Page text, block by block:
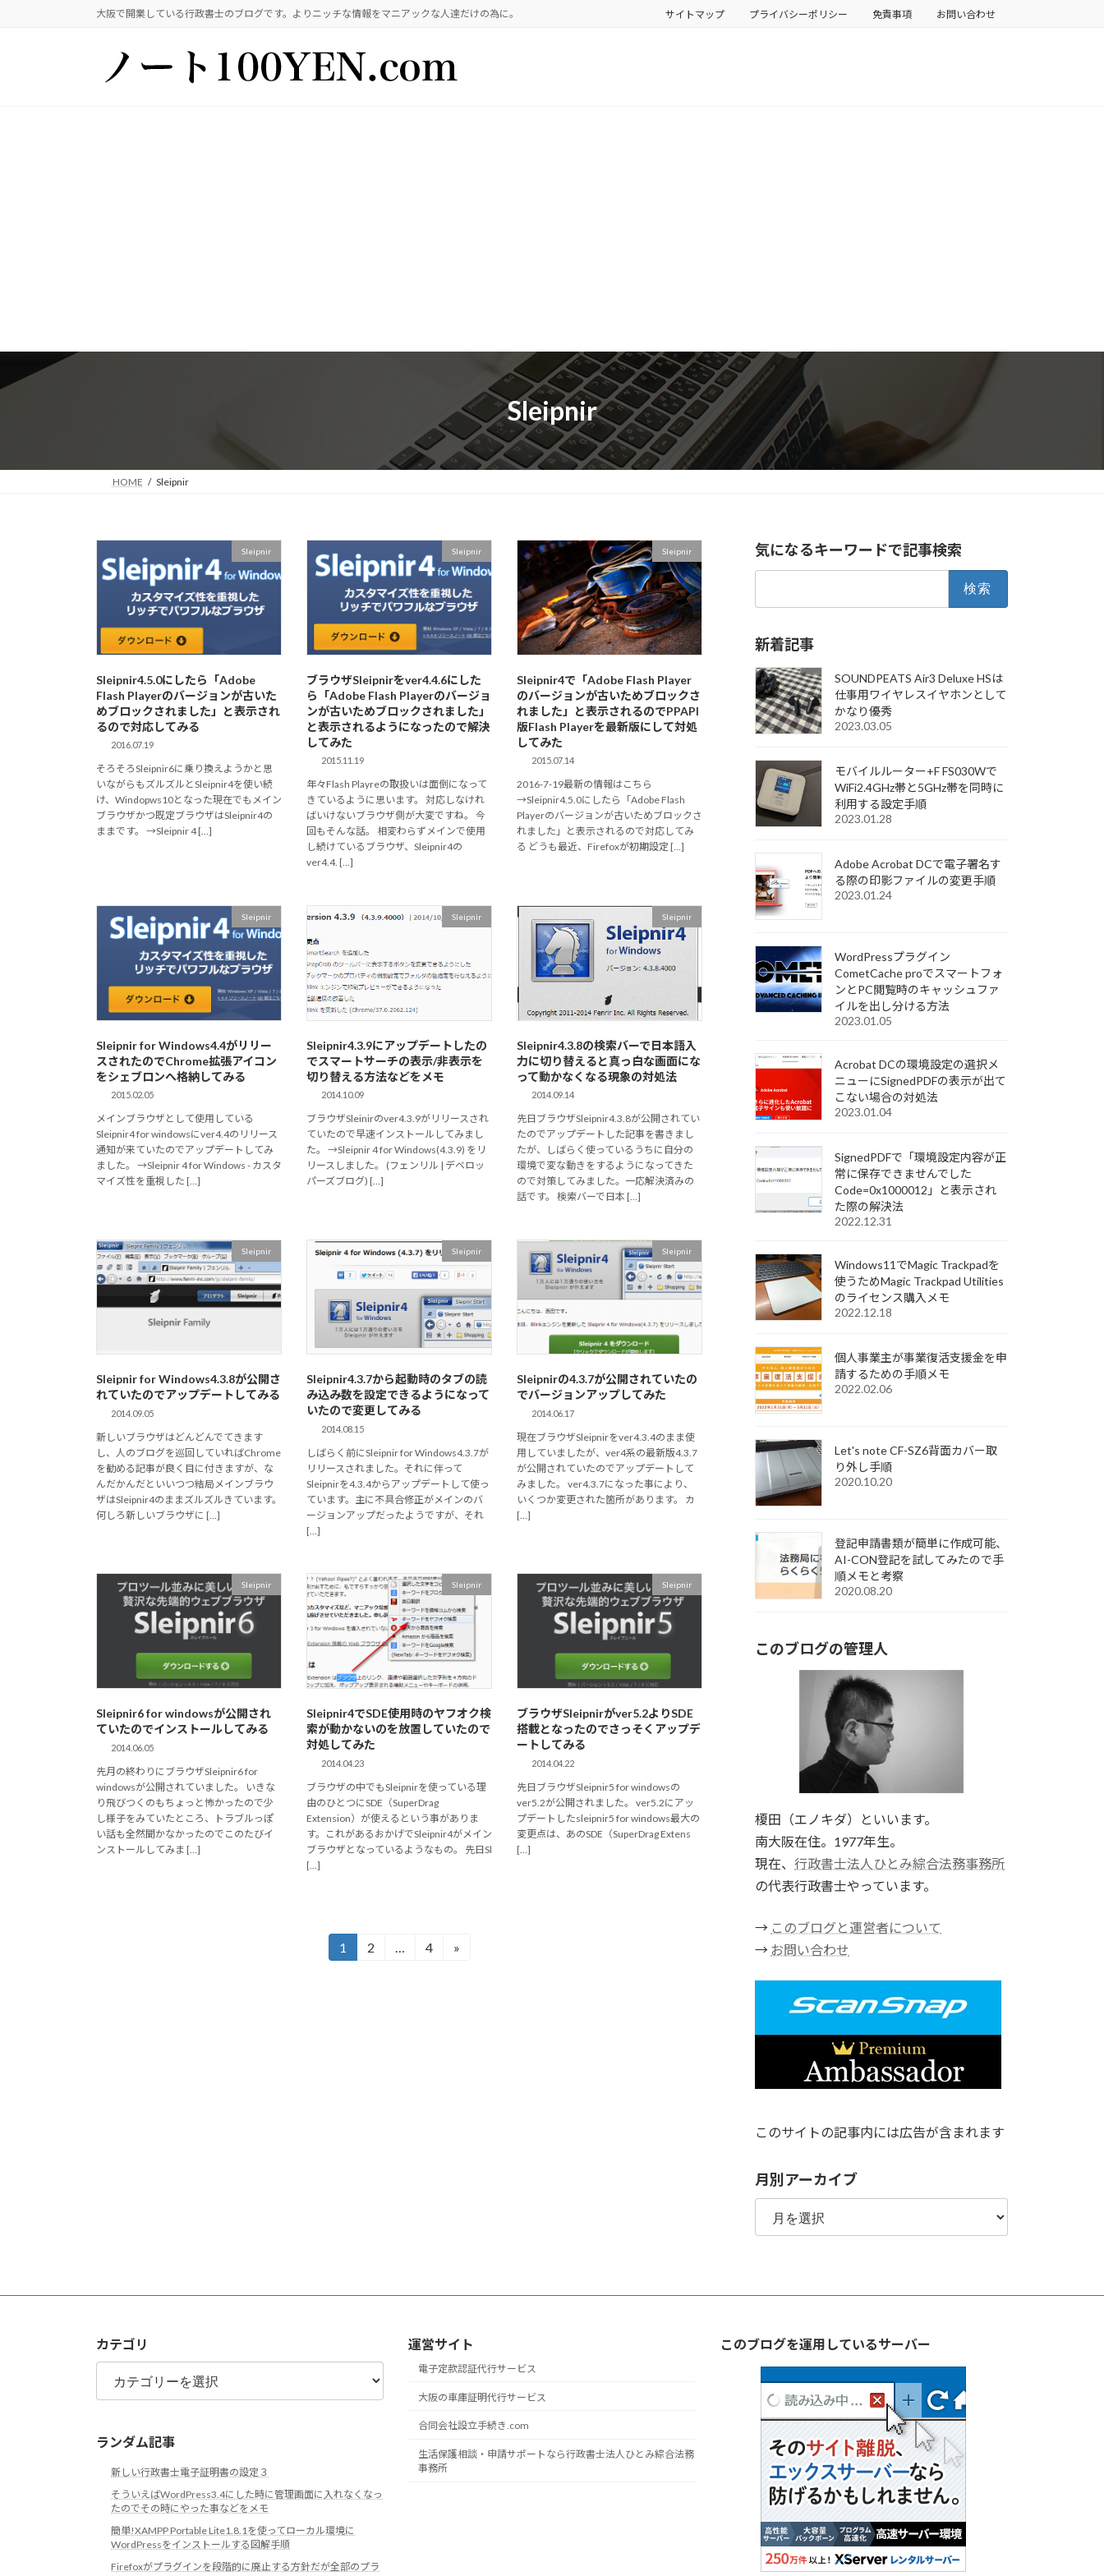
大阪で開業している行政書士のブログです。よりニッチな情報をマニアックな人達だけの為に。 サイトマップ プライバシーポリシー 免責事項 お問い合わせ
Sleipnir
HOME Sleipnir
Sleipnir
Sleipnir4.5.0にしたら「Adobe
Flash Playerのバージョンが古いた
めブロックされました」と表示され
るので対応してみる
2016.07.19
そろそろSleipnir6に乗り換えようかと思
いながらもズルズルとSleipnir4を使い続
け、Windopws10となった現在でもメイン
ブラウザかつ既定ブラウザはSleipnir4の
ままです。 →Sleipnir 4 […]
Sleipnir
ブラウザSleipnirをver4.4.6にした
ら「Adobe Flash Playerのバージョ
ンが古いためブロックされました」
と表示されるようになったので解決
してみた
2015.11.19
年々Flash Playreの取扱いは面倒になって
きているように思います。 対応しなけれ
ばいけないブラウザ側が大変ですね。 今
回もそんな話。 相変わらずメインで使用
し続けているブラウザ、Sleipnir4の
ver4.4. […]
Sleipnir
Sleipnir4で「Adobe Flash Player
のバージョンが古いためブロックさ
れました」と表示されるのでPPAPI
版Flash Playerを最新版にして対処
してみた
2015.07.14
2016-7-19最新の情報はこちら
→Sleipnir4.5.0にしたら「Adobe Flash
Playerのバージョンが古いためブロックさ
れました」と表示されるので対応してみ
る どうも最近、Firefoxが初期設定 […]
Sleipnir
Sleipnir for Windows4.4がリリー
スされたのでChrome拡張アイコン
をシェブロンへ格納してみる
2015.02.05
メインブラウザとして使用している
Sleipnir4 for windowsにver4.4のリリース
通知が来ていたのでアップデートしてみ
ました。 →Sleipnir 4 for Windows - カスタ
マイズ性を重視した […]
Sleipnir
Sleipnir4.3.9にアップデートしたの
でスマートサーチの表示/非表示を
切り替える方法などをメモ
2014.10.09
ブラウザSleinirのver4.3.9がリリースされ
ていたので早速インストールしてみまし
た。 →Sleipnir 4 for Windows(4.3.9) をリ
リースしました。 (フェンリル | デベロッ
パーズブログ) […]
Sleipnir
Sleipnir4.3.8の検索バーで日本語入
力に切り替えると真っ白な画面にな
って動かなくなる現象の対処法
2014.09.14
先日ブラウザSleipnir4.3.8が公開されてい
たのでアップデートした記事を書きまし
たが、しばらく使っているうちに自分の
環境で変な動きをするようになってきた
ので対策してみました。一応解決済みの
話です。 検索バーで日本 […]
Sleipnir
Sleipnir for Windows4.3.8が公開さ
れていたのでアップデートしてみる
2014.09.05
新しいブラウザはどんどんでてきます
し、人のブログを巡回していればChrome
を勧める記事が良く目に付きますが、な
んだかんだといいつつ結局メインブラウ
ザはSleipnir4のままズルズルきています。
何しろ新しいブラウザに […]
Sleipnir
Sleipnir4.3.7から起動時のタブの読
み込み数を設定できるようになって
いたので変更してみる
2014.08.15
しばらく前にSleipnir for Windows4.3.7が
リリースされました。それに伴って
Sleipnirを4.3.4からアップデートして使っ
ています。主に不具合修正がメインのバ
ージョンアップだったようですが、それ
[…]
Sleipnir
Sleipnirの4.3.7が公開されていたの
でバージョンアップしてみた
2014.06.17
現在ブラウザSleipnirをver4.3.4のまま使
用していましたが、ver4系の最新版4.3.7
が公開されていたのでアップデートして
みました。 ver4.3.7になった事により、
いくつか変更された箇所があります。 カ
[…]
Sleipnir
Sleipnir6 for windowsが公開され
ていたのでインストールしてみる
2014.06.05
先月の終わりにブラウザSleipnir6 for
windowsが公開されていました。 いきな
り飛びつくのもちょっと怖かったので少
し様子をみていたところ、トラブルっぽ
い話も全然聞かなかったのでこのたびイ
ンストールしてみま […]
Sleipnir
Sleipnir4でSDE使用時のヤフオク検
索が動かないのを放置していたので
対処してみた
2014.04.23
ブラウザの中でもSleipnirを使っている理
由のひとつにSDE（SuperDrag
Extension）が使えるという事がありま
す。これがあるおかげでSleipnir4がメイン
ブラウザとなっているようなもの。 先日Sl
[…]
Sleipnir
ブラウザSleipnirがver5.2よりSDE
搭載となったのでさっそくアップデ
ートしてみる
2014.04.22
先日ブラウザSleipnir5 for windowsの
ver5.2が公開されました。 ver5.2にアッ
プデートしたsleipnir5 for windows最大の
変更点は、あのSDE（SuperDrag Extens
[…]
固
1
固
2 …
固
4 »
気になるキーワードで記事検索
新着記事
SOUNDPEATS Air3 Deluxe HSは
仕事用ワイヤレスイヤホンとして
かなり優秀
2023.03.05
モバイルルーター+F FS030Wで
WiFi2.4GHz帯と5GHz帯を同時に
利用する設定手順
2023.01.28
Adobe Acrobat DCで電子署名す
る際の印影ファイルの変更手順
2023.01.24
WordPressプラグイン
CometCache proでスマートフォ
ンとPC閲覧時のキャッシュファ
イルを出し分ける方法
2023.01.05
Acrobat DCの環境設定の選択メ
ニューにSignedPDFの表示が出て
こない場合の対処法
2023.01.04
SignedPDFで「環境設定内容が正
常に保存できませんでした
Code=0x1000012」と表示され
た際の解決法
2022.12.31
Windows11でMagic Trackpadを
使うためMagic Trackpad Utilities
のライセンス購入メモ
2022.12.18
個人事業主が事業復活支援金を申
請するための手順メモ
2022.02.06
Let's note CF-SZ6背面カバー取
り外し手順
2020.10.20
登記申請書類が簡単に作成可能、
AI-CON登記を試してみたので手
順メモと考察
2020.08.20
このブログの管理人
榎田（エノキダ）といいます。
南大阪在住。1977年生。
現在、行政書士法人ひとみ綜合法務事務所
の代表行政書士やっています。
→ このブログと運営者について
→ お問い合わせ
このサイトの記事内には広告が含まれます
月別アーカイブ
月
ア
イ
カテゴリ
カ
リ
ランダム記事
新しい行政書士電子証明書の設定３
そういえばWordPress3.4にした時に管理画面に入れなくなっ
たのでその時にやった事などをメモ
簡単!XAMPP Portable Lite1.8.1を使ってローカル環境に
WordPressをインストールする図解手順
Firefoxがプラグインを段階的に廃止する方針だが全部のプラ
運営サイト
電子定款認証代行サービス
大阪の車庫証明代行サービス
合同会社設立手続き.com
生活保護相談・申請サポートなら行政書士法人ひとみ綜合法務
事務所
このブログを運用しているサーバー